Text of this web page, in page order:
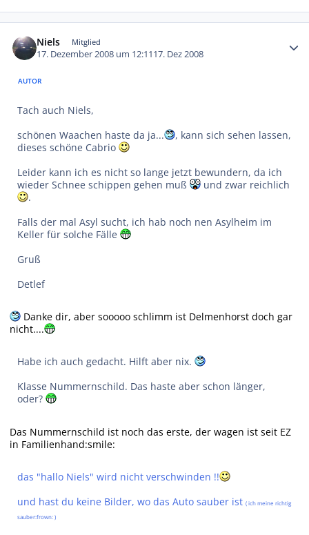
Niels Mitglied
17. Dezember 2008 um 12:1117. Dez 2008
AUTOR
Tach auch Niels,
schönen Waachen haste da ja...
, kann sich sehen lassen,
dieses schöne Cabrio
Leider kann ich es nicht so lange jetzt bewundern, da ich
wieder Schnee schippen gehen muß
und zwar reichlich
.
Falls der mal Asyl sucht, ich hab noch nen Asylheim im
Keller für solche Fälle
Gruß
Detlef
Danke dir, aber sooooo schlimm ist Delmenhorst doch gar
nicht....
Habe ich auch gedacht. Hilft aber nix.
Klasse Nummernschild. Das haste aber schon länger,
oder?
Das Nummernschild ist noch das erste, der wagen ist seit EZ
in Familienhand:smile:
das "hallo Niels" wird nicht verschwinden !!
und hast du keine Bilder, wo das Auto sauber ist( ich meine richtig
sauber:frown: )